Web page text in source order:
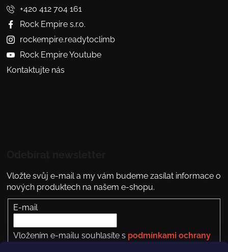
+420 412 704 161
Rock Empire s.r.o.
rockempire.readytoclimb
Rock Empire Youtube
Kontaktujte nás
Vložte svůj e-mail a my vám budeme zasílat informace o
nových produktech na našem e-shopu.
E-mail
Vložením e-mailu souhlasíte s podmínkami ochrany